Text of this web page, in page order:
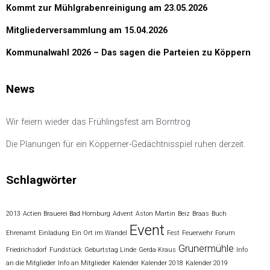
Kommt zur Mühlgrabenreinigung am 23.05.2026
Mitgliederversammlung am 15.04.2026
Kommunalwahl 2026 – Das sagen die Parteien zu Köppern
News
Wir feiern wieder das Frühlingsfest am Borntrog
Die Planungen für ein Köpperner-Gedächtnisspiel ruhen derzeit.
Schlagwörter
2013 Actien Brauerei Bad Homburg Advent Aston Martin Beiz Braas Buch
Ehrenamt Einladung Ein Ort im Wandel Event Fest Feuerwehr Forum
Friedrichsdorf Fundstück Geburtstag Linde Gerda Kraus Grunermühle
Info
an die Mitglieder
Info an Mitglieder Kalender Kalender 2018 Kalender 2019